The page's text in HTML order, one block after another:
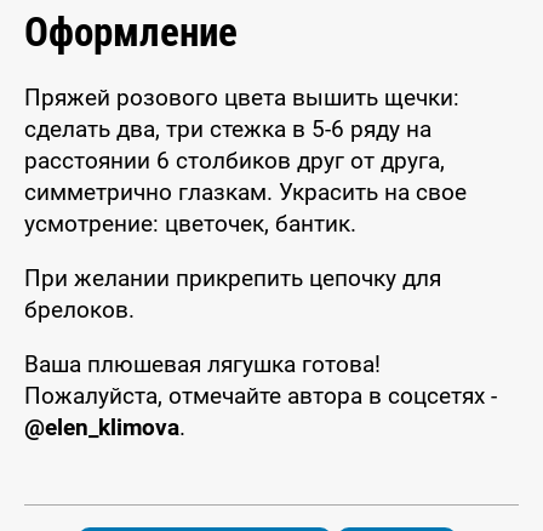
Оформление
Пряжей розового цвета вышить щечки:
сделать два, три стежка в 5-6 ряду на
расстоянии 6 столбиков друг от друга,
симметрично глазкам. Украсить на свое
усмотрение: цветочек, бантик.
При желании прикрепить цепочку для
брелоков.
Ваша плюшевая лягушка готова!
Пожалуйста, отмечайте автора в соцсетях -
@elen_klimova.